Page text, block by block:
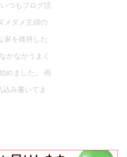
つもブログ読
メダメ主婦の
家を維持した
かなかうまく
めました。 画
み書いてま